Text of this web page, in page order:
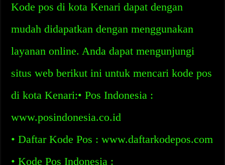
Kode pos di kota Kenari dapat dengan
mudah didapatkan dengan menggunakan
layanan online. Anda dapat mengunjungi
situs web berikut ini untuk mencari kode pos
di kota Kenari:• Pos Indonesia :
www.posindonesia.co.id
• Daftar Kode Pos : www.daftarkodepos.com
• Kode Pos Indonesia :